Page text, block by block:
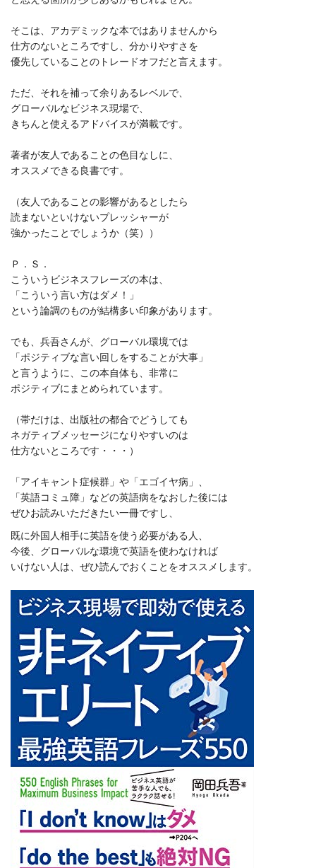
そこは、アカデミックな本ではありませんから
仕方のないところですし、分かりやすさを
優先していることのトレードオフだと言えます。
ただ、それを補って余りあるレベルで、
グローバルなビジネス現場で、
きちんと使えるアドバイスが満載です。
著者が友人であることの色目なしに、
オススメできる良書です。
（友人であることの影響があるとしたら
読まないといけないプレッシャーが
強かったことでしょうか（笑））
Ｐ．Ｓ．
こういうビジネスフレーズの本は、
「こういう言い方はダメ！」
という論調のものが結構多い印象があります。
でも、兵吾さんが、グローバル環境では
「ポジティブな言い回しをすることが大事」
と言うように、この本自体も、非常に
ポジティブにまとめられています。
（帯だけは、出版社の都合でどうしても
ネガティブメッセージになりやすいのは
仕方ないところです・・・）
「アイキャント症候群」や「エゴイヤ病」、
「英語コミュ障」などの英語病をなおした後には
ぜひお読みいただきたい一冊ですし、
既に外国人相手に英語を使う必要がある人、
今後、グローバルな環境で英語を使わなければ
いけない人は、ぜひ読んでおくことをオススメします。